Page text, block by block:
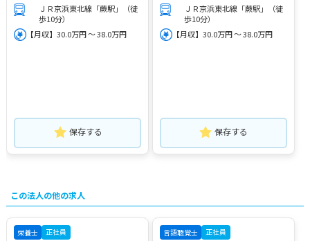
ＪＲ京浜東北線「蕨駅」（徒
歩10分）
【月収】30.0万円 ～ 38.0万円
保存する
ＪＲ京浜東北線「蕨駅」（徒
歩10分）
【月収】30.0万円 ～ 38.0万円
保存する
この法人の他の求人
栄養士 正社員 言語聴覚士 正社員